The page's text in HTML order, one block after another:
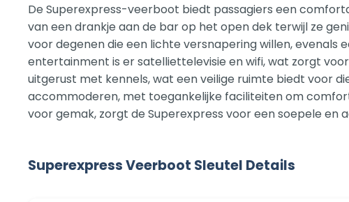
De Superexpress-veerboot biedt passagiers een
van een drankje aan de bar op het open dek terwijl ze
voor degenen die een lichte versnapering willen,
entertainment is er satelliettelevisie en wifi, wat zorgt
uitgerust met kennels, wat een veilige ruimte biedt voor
accommoderen, met toegankelijke faciliteiten om
voor gemak, zorgt de Superexpress voor een soepele en
Superexpress Veerboot Sleutel Details